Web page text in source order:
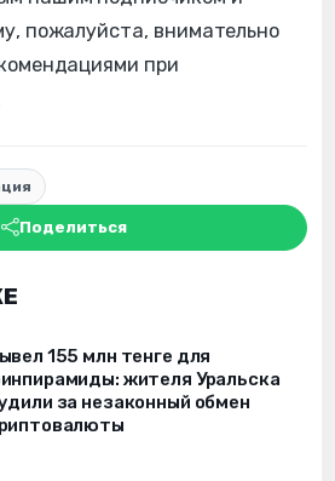
пожалуйста, внимательно
при
Поделиться
155 млн тенге для
жителя Уральска
за незаконный обмен